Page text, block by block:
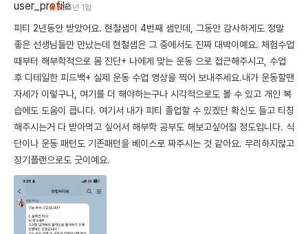
526년 1월
피티 2년동안 받았어요. 현철샘이 4번째 샘인데, 그동안 감사하게도 정말
좋은 선생님들만 만났는데 현철샘은 그 중에서도 진짜 대박이예요. 체험수업
때부터 해부학적으로 몸 진단+ 나에게 맞는 운동 으로 접근해주시고, 수업
후 디테일한 피드백+ 실제 운동 수업 영상을 찍어 보내주세요.내가 운동할땐
자세가 이렇구나, 여기를 더 해야하는구나 시각적으로도 볼 수 있고 개인 복
습에도 도움이 큽니다. 여기서 내가 피티 졸업할 수 있겠단 확신도 들고 티칭
해주시는거 다 받아먹고 싶어서 해부학 공부도 해보고싶어질 정도입니다. 식
단이나 운동 패턴도 기존패턴을 베이스로 짜주시는 것 같아요. 무리하지않고
장기플랜으로도 굿이예요.